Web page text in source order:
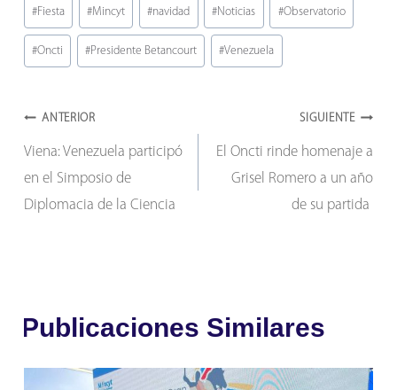
de
la
#Fiesta #Mincyt #navidad #Noticias #Observatorio
#Oncti #Presidente Betancourt #Venezuela
Navegación
de
entradas
ANTERIOR
Viena: Venezuela participó
en el Simposio de
Diplomacia de la Ciencia
SIGUIENTE
El Oncti rinde homenaje a
Grisel Romero a un año
de su partida
Publicaciones Similares